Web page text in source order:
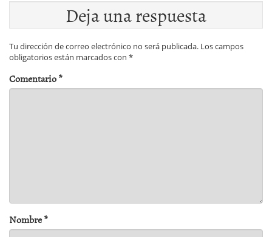
Deja una respuesta
Tu dirección de correo electrónico no será publicada. Los campos
obligatorios están marcados con *
Comentario*
Nombre*